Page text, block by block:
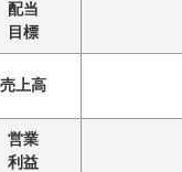
配当
目標
売上高
営業
利益